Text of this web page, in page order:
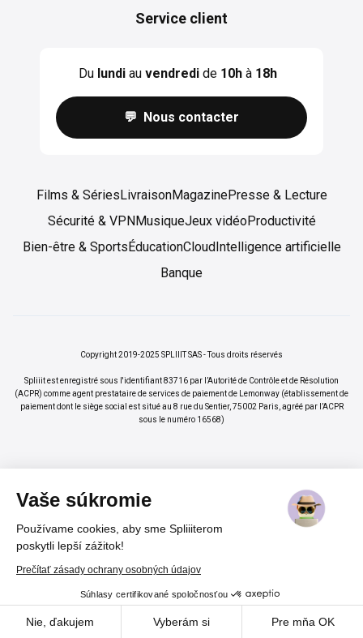
Vaše súkromie
Používame cookies, aby sme Spliiiterom
poskytli lepší zážitok!
Prečítať zásady ochrany osobných údajov
Súhlasy certifikované spoločnosťou
Nie, ďakujem Vyberám si Pre mňa OK
Cookies
Service client
Du lundiau vendredide 10hà 18h
💬 Nous contacter
Films & SériesLivraisonMagazinePresse & Lecture
Sécurité & VPNMusiqueJeux vidéoProductivité
Bien-être & SportsÉducationCloudIntelligence artificielle
Banque
Copyright 2019-2025 SPLIIIT SAS - Tous droits réservés
Spliiit est enregistré sous l'identifiant 83716 par l’Autorité de Contrôle et de Résolution
(ACPR) comme agent prestataire de services de paiement de Lemonway (établissement de
paiement dont le siège social est situé au 8 rue du Sentier, 75002 Paris, agréé par l’ACPR
sous le numéro 16568)
%
Cadeau pour nos lecteurs
Un code promo -20 %
Vos abonnements jusqu'à -70%